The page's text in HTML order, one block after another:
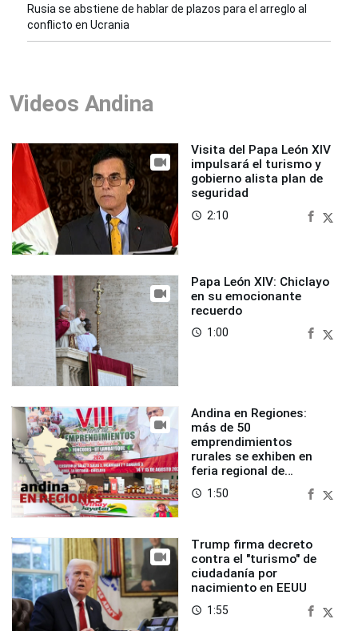
Rusia se abstiene de hablar de plazos para el arreglo al
conflicto en Ucrania
Videos Andina
Visita del Papa León XIV
impulsará el turismo y
gobierno alista plan de
seguridad
access_time 2:10
Papa León XIV: Chiclayo
en su emocionante
recuerdo
access_time 1:00
Andina en Regiones:
más de 50
emprendimientos
rurales se exhiben en
feria regional de
Foncodes
access_time 1:50
Trump firma decreto
contra el "turismo" de
ciudadanía por
nacimiento en EEUU
access_time 1:55